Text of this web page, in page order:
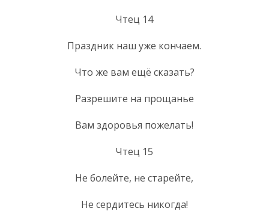
Чтец 14
Праздник наш уже кончаем.
Что же вам ещё сказать?
Разрешите на прощанье
Вам здоровья пожелать!
Чтец 15
Не болейте, не старейте,
Не сердитесь никогда!